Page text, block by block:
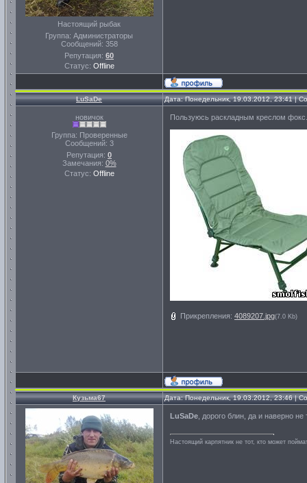
Настоящий рыбак
Группа: Администраторы
Сообщений: 358
Репутация: 60
Статус: Offline
LuSaDe Дата: Понедельник, 19.03.2012, 23:41 |
новичок
Группа: Проверенные
Сообщений: 3
Репутация: 0
Замечания: 0%
Статус: Offline
Пользуюсь раскладным креслом
Прикрепления: 4089207.jpg(7.0 Kb)
Кузьма67 Дата: Понедельник, 19.03.2012, 23:46 |
LuSaDe , дорого блин, да и наверно
Настоящий карпятник не тот, кто может